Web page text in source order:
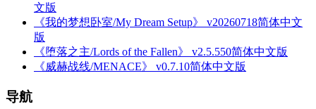
文版
《我的梦想卧室/My Dream Setup》 v20260718简体中文
版
《堕落之主/Lords of the Fallen》 v2.5.550简体中文版
《威赫战线/MENACE》 v0.7.10简体中文版
导航